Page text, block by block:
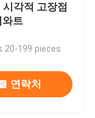
각적 고장점
와트
20-199 pieces
연락처